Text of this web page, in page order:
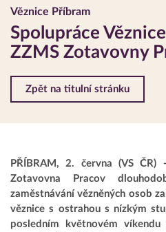
Věznice Příbram
Spolupráce
ZZMS Zotavovny
Zpět na titulní stránku
PŘÍBRAM, 2. června (VS
Zotavovna Pracov
zaměstnávání vězněných osob
věznice s ostrahou s nízkým
posledním květnovém